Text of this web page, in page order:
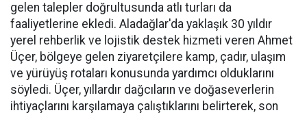
gelen talepler doğrultusunda atlı turları da
faaliyetlerine ekledi. Aladağlar'da yaklaşık 30 yıldır
yerel rehberlik ve lojistik destek hizmeti veren Ahmet
Üçer, bölgeye gelen ziyaretçilere kamp, çadır, ulaşım
ve yürüyüş rotaları konusunda yardımcı olduklarını
söyledi. Üçer, yıllardır dağcıların ve doğaseverlerin
ihtiyaçlarını karşılamaya çalıştıklarını belirterek, son